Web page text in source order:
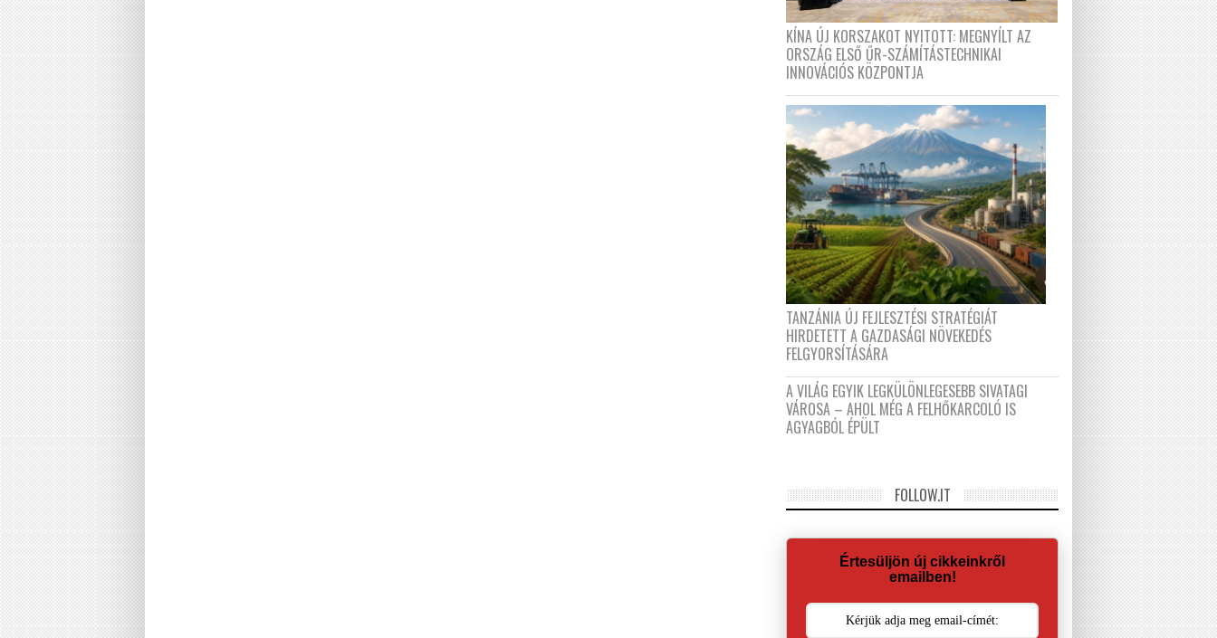
KÍNA ÚJ KORSZAKOT NYITOTT: MEGNYÍLT AZ
ORSZÁG ELSŐ ŰR-SZÁMÍTÁSTECHNIKAI
INNOVÁCIÓS KÖZPONTJA
TANZÁNIA ÚJ FEJLESZTÉSI STRATÉGIÁT
HIRDETETT A GAZDASÁGI NÖVEKEDÉS
FELGYORSÍTÁSÁRA
A VILÁG EGYIK LEGKÜLÖNLEGESEBB SIVATAGI
VÁROSA – AHOL MÉG A FELHŐKARCOLÓ IS
AGYAGBÓL ÉPÜLT
FOLLOW.IT
Értesüljön új cikkeinkről
emailben!